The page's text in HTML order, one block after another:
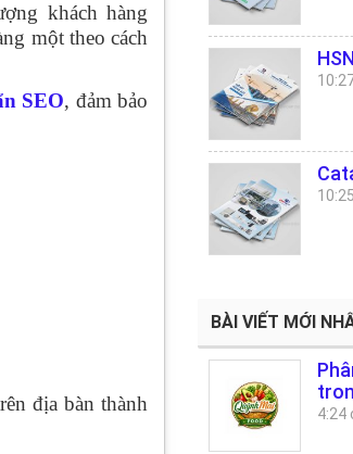
khách hàng
một theo cách
SEO, đảm bảo
địa bàn thành
BÀI VIẾT MỚI
4:24